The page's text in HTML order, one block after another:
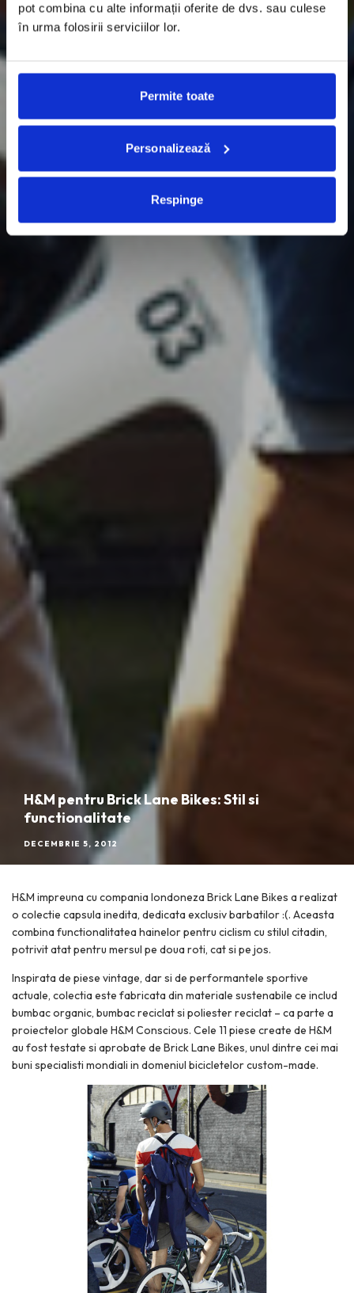
pot combina cu alte informații oferite de dvs. sau culese
în urma folosirii serviciilor lor.
Permite toate
Personalizează
Respinge
H&M pentru Brick Lane Bikes: Stil si
functionalitate
DECEMBRIE 5, 2012
H&M impreuna cu compania londoneza Brick Lane Bikes a realizat
o colectie capsula inedita, dedicata exclusiv barbatilor :(. Aceasta
combina functionalitatea hainelor pentru ciclism cu stilul citadin,
potrivit atat pentru mersul pe doua roti, cat si pe jos.
Inspirata de piese vintage, dar si de performantele sportive
actuale, colectia este fabricata din materiale sustenabile ce includ
bumbac organic, bumbac reciclat si poliester reciclat – ca parte a
proiectelor globale H&M Conscious. Cele 11 piese create de H&M
au fost testate si aprobate de Brick Lane Bikes, unul dintre cei mai
buni specialisti mondiali in domeniul bicicletelor custom-made.